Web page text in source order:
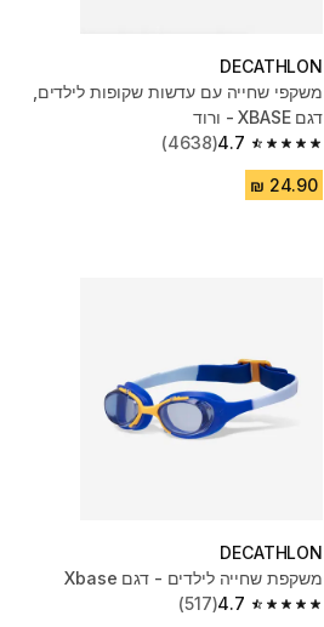
DECATHLON
משקפי שחייה עם עדשות שקופות לילדים,
דגם XBASE - ורוד
4.7
4.7 out of 5 stars from 4638 reviews
(4638)
DECATHLON
משקפת שחייה לילדים - דגם Xbase
4.7
4.7 out of 5 stars from 517 reviews
(517)